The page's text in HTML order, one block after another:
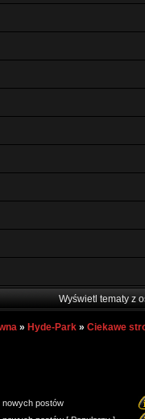
Wyświetl tematy z
» Hyde-Park » Ciekawe
nowych postów